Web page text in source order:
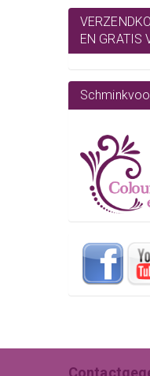
EN GRATIS